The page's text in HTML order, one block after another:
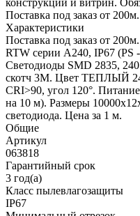
Поставка под заказ от 200м.
Характеристики
Поставка под заказ от
RTW серии A240, IP67 (PS
Светодиоды SMD 2835,
скотч 3M. Цвет ТЕПЛЫЙ
CRI>90, угол 120°.
на 10 м). Размеры
светодиода. Цена за 1 м.
Общие
Артикул
063818
Гарантийный срок
3 год(а)
Класс пылевлагозащиты
IP67